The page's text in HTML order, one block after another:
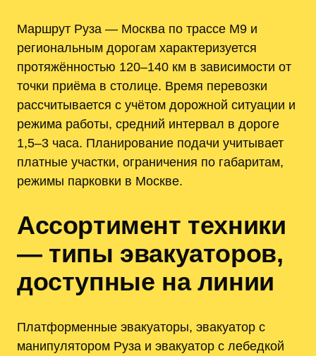
Маршрут Руза — Москва по трассе М9 и
региональным дорогам характеризуется
протяжённостью 120–140 км в зависимости от
точки приёма в столице. Время перевозки
рассчитывается с учётом дорожной ситуации и
режима работы, средний интервал в дороге
1,5–3 часа. Планирование подачи учитывает
платные участки, ограничения по габаритам,
режимы парковки в Москве.
Ассортимент техники
— типы эвакуаторов,
доступные на линии
Платформенные эвакуаторы, эвакуатор с
манипулятором Руза и эвакуатор с лебедкой